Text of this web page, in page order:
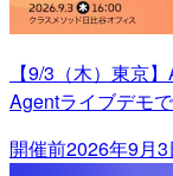
【9/3（木）東京
Agentライブデモ
開催前2026年9月